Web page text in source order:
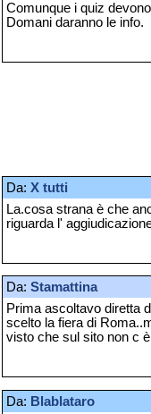
Comunque i quiz
Domani daranno le info.
Da: X tutti
La.cosa strana è che
riguarda l'
Da: Stamattina
Prima ascoltavo diretta
scelto la fiera di
visto che sul sito non c
Da: Blablataro